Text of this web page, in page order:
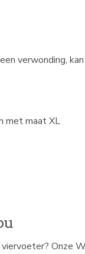
verwonding,
met maat XL
Onze